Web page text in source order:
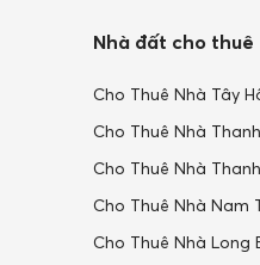
Nhà đất cho thuê
Cho Thuê Nhà Tây
Cho Thuê Nhà
Cho Thuê Nhà
Cho Thuê Nhà Nam
Cho Thuê Nhà Long